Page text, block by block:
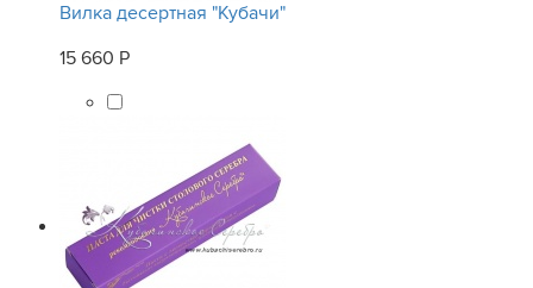
Вилка десертная "Кубачи"
15 660 Р